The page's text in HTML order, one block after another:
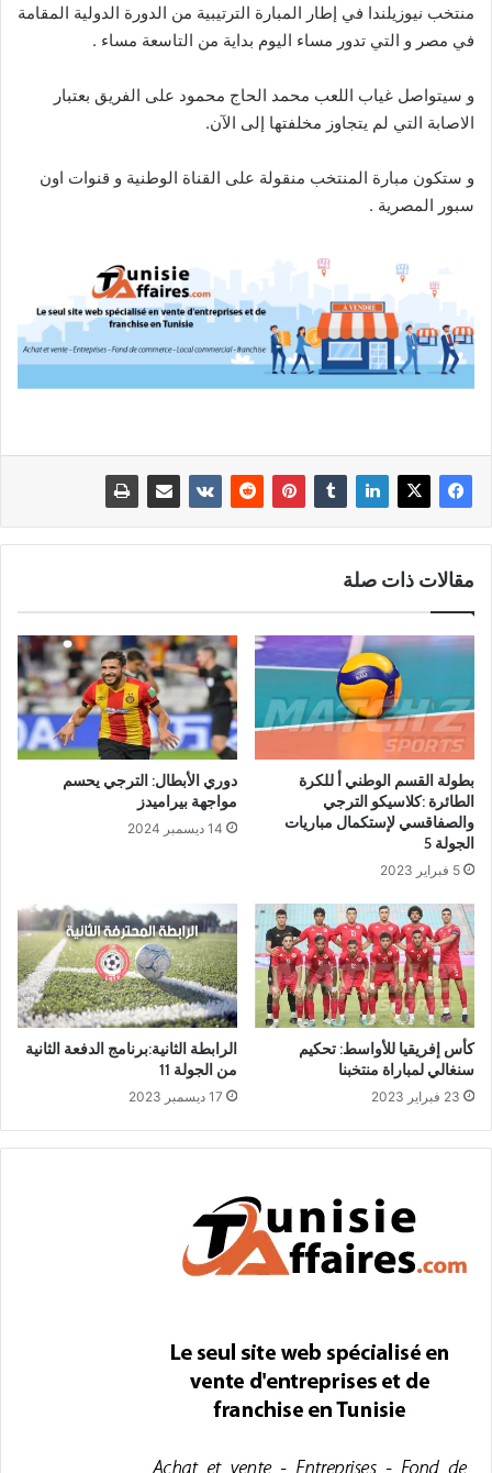
منتخب نيوزيلندا في إطار المبارة الترتيبية من الدورة الدولية المقامة
في مصر و التي تدور مساء اليوم بداية من التاسعة مساء .
و سيتواصل غياب اللعب محمد الحاج محمود على الفريق بعتبار
الاصابة التي لم يتجاوز مخلفتها إلى الآن.
و ستكون مبارة المنتخب منقولة على القناة الوطنية و قنوات اون
سبور المصرية .
مقالات ذات صلة
بطولة القسم الوطني أ للكرة
الطائرة :كلاسيكو الترجي
والصفاقسي لإستكمال مباريات
الجولة 5
5 فبراير 2023
دوري الأبطال: الترجي يحسم
مواجهة بيراميدز
14 ديسمبر 2024
كأس إفريقيا للأواسط: تحكيم
سنغالي لمباراة منتخبنا
23 فبراير 2023
الرابطة الثانية:برنامج الدفعة الثانية
من الجولة 11
17 ديسمبر 2023